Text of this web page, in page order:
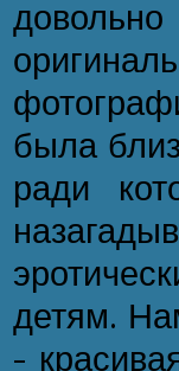
была
ради
детям.
–